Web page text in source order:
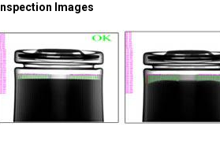
Inspection Images